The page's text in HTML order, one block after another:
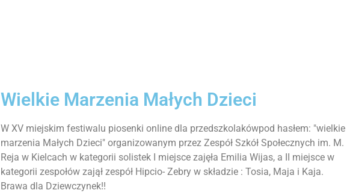
Wielkie Marzenia Małych Dzieci
W XV miejskim festiwalu piosenki online dla przedszkolakówpod hasłem: "wielkie
marzenia Małych Dzieci" organizowanym przez Zespół Szkół Społecznych im. M.
Reja w Kielcach w kategorii solistek I miejsce zajęła Emilia Wijas, a II miejsce w
kategorii zespołów zajął zespół Hipcio- Zebry w składzie : Tosia, Maja i Kaja.
Brawa dla Dziewczynek!!